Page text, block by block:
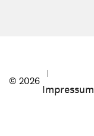
© 2026
Impressum